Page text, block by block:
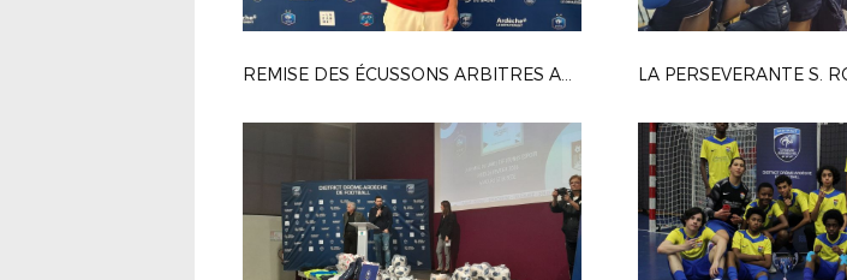
REMISE DES ÉCUSSONS ARBITRES AU DISTRICT - Vendredi 24 Avril 2026